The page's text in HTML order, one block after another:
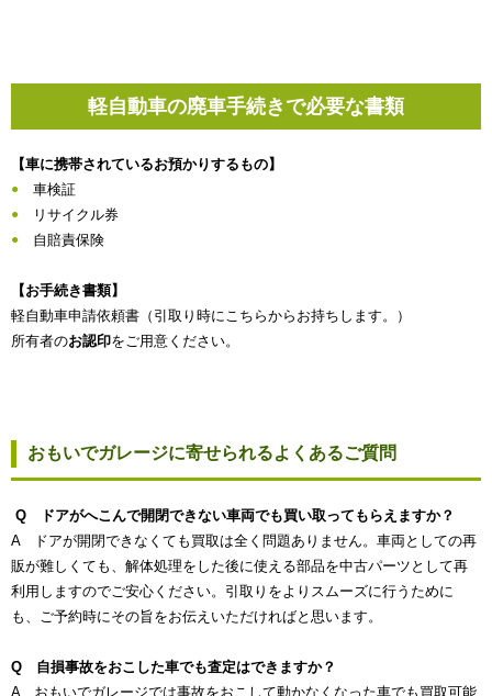
軽自動車の廃車手続きで必要な書類
【車に携帯されているお預かりするもの】
車検証
リサイクル券
自賠責保険
【お手続き書類】
軽自動車申請依頼書（引取り時にこちらからお持ちします。）
所有者のお認印をご用意ください。
おもいでガレージに寄せられるよくあるご質問
Q ドアがへこんで開閉できない車両でも買い取ってもらえますか？
A ドアが開閉できなくても買取は全く問題ありません。車両としての再
販が難しくても、解体処理をした後に使える部品を中古パーツとして再
利用しますのでご安心ください。引取りをよりスムーズに行うために
も、ご予約時にその旨をお伝えいただければと思います。
Q 自損事故をおこした車でも査定はできますか？
A おもいでガレージでは事故をおこして動かなくなった車でも買取可能